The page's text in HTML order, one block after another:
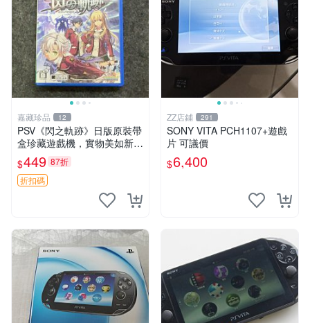
嘉藏珍品 12
PSV《閃之軌跡》日版原裝帶
盒珍藏遊戲機，實物美如新，
嚴選推薦 閃之軌跡 日版 PSV
原裝帶盒
$449 87折
折扣碼
ZZ店鋪 291
SONY VITA PCH1107+遊戲
片 可議價
$6,400